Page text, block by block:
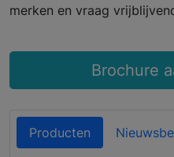
merken en vraag
Brochure
Producten